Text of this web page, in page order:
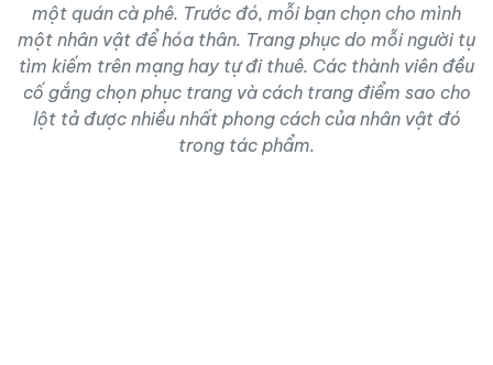
một quán cà phê. Trước đó, mỗi bạn chọn cho mình
một nhân vật để hóa thân. Trang phục do mỗi người tự
tìm kiếm trên mạng hay tự đi thuê. Các thành viên đều
cố gắng chọn phục trang và cách trang điểm sao cho
lột tả được nhiều nhất phong cách của nhân vật đó
trong tác phẩm.